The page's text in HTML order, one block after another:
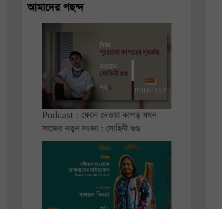
আমাদের পছন্দ
Podcast : ফেলে দেওয়া কাপড় যখন
সাজের নতুন সংজ্ঞা : সোহিনী গুপ্ত